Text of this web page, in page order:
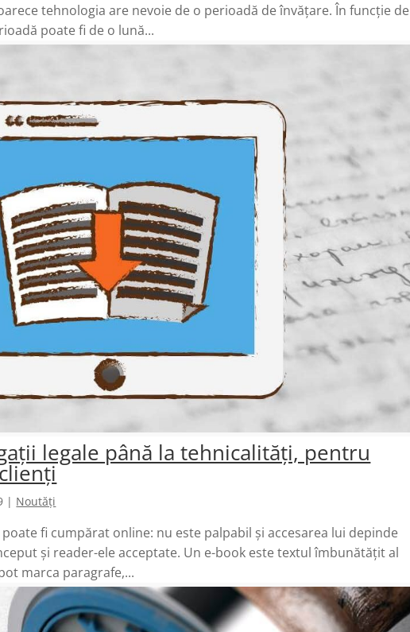
tehnologia are nevoie de o perioadă de învățare. În funcție de
poate fi de o lună...
legale până la tehnicalități, pentru
| Noutăți
fi cumpărat online: nu este palpabil și accesarea lui depinde
și reader-ele acceptate. Un e-book este textul îmbunătățit al
marca paragrafe,...